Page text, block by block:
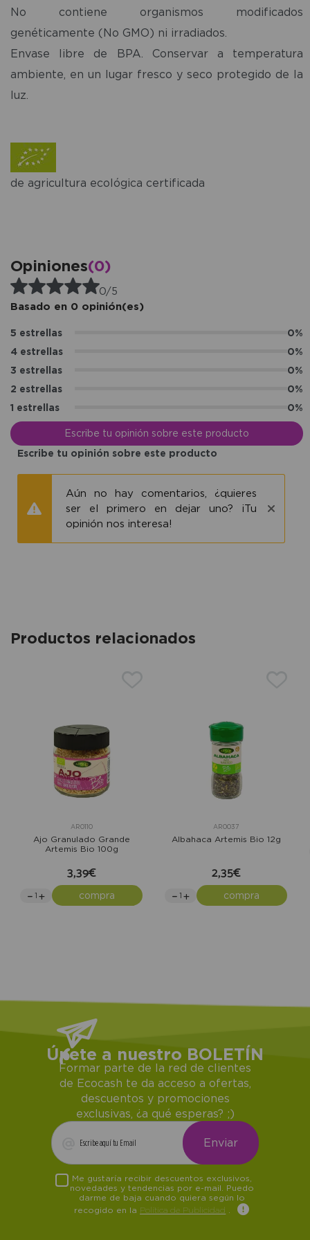
No contiene organismos modificados
genéticamente (No GMO) ni irradiados.
Envase libre de BPA. Conservar a temperatura
ambiente, en un lugar fresco y seco protegido de la
luz.
de agricultura ecológica certificada
Opiniones(0)
0/5
Basado en 0 opinión(es)
5 estrellas
0%
4 estrellas
0%
3 estrellas
0%
2 estrellas
0%
1 estrellas
0%
Escribe tu opinión sobre este producto
Escribe tu opinión sobre este producto
Aún no hay comentarios, ¿quieres
ser el primero en dejar uno? ¡Tu
opinión nos interesa!
Productos relacionados
AR0110
Ajo Granulado Grande
Artemis Bio 100g
3,39€
compra
AR0037
Albahaca Artemis Bio 12g
2,35€
compra
Únete a nuestro BOLETÍN
Formar parte de la red de clientes
de Ecocash te da acceso a ofertas,
descuentos y promociones
exclusivas, ¿a qué esperas? ;)
Me gustaría recibir descuentos exclusivos,
novedades y tendencias por e-mail. Puedo
darme de baja cuando quiera según lo
recogido en la Política de Publicidad